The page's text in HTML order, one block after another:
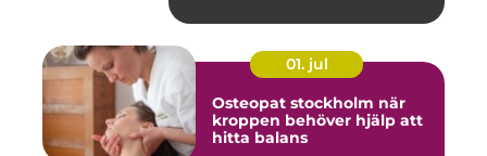
01. jul
Osteopat stockholm när
kroppen behöver hjälp att
hitta balans